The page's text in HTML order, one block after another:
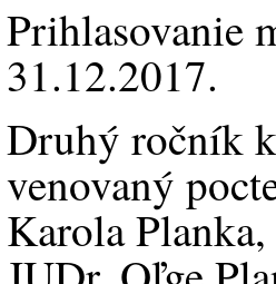
Prihlasovanie
31.12.2017.
Druhý ročník
venovaný
Karola